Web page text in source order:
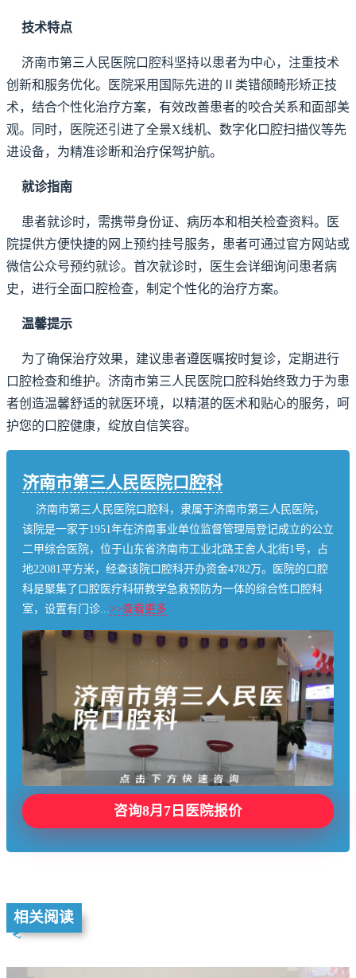
技术特点
济南市第三人民医院口腔科坚持以患者为中心，注重技术
创新和服务优化。医院采用国际先进的Ⅱ类错颌畸形矫正技
术，结合个性化治疗方案，有效改善患者的咬合关系和面部美
观。同时，医院还引进了全景X线机、数字化口腔扫描仪等先
进设备，为精准诊断和治疗保驾护航。
就诊指南
患者就诊时，需携带身份证、病历本和相关检查资料。医
院提供方便快捷的网上预约挂号服务，患者可通过官方网站或
微信公众号预约就诊。首次就诊时，医生会详细询问患者病
史，进行全面口腔检查，制定个性化的治疗方案。
温馨提示
为了确保治疗效果，建议患者遵医嘱按时复诊，定期进行
口腔检查和维护。济南市第三人民医院口腔科始终致力于为患
者创造温馨舒适的就医环境，以精湛的医术和贴心的服务，呵
护您的口腔健康，绽放自信笑容。
济南市第三人民医院口腔科
济南市第三人民医院口腔科，隶属于济南市第三人民医院，
该院是一家于1951年在济南事业单位监督管理局登记成立的公立
二甲综合医院，位于山东省济南市工业北路王舍人北街1号，占
地22081平方米，经查该院口腔科开办资金4782万。医院的口腔
科是聚集了口腔医疗科研教学急救预防为一体的综合性口腔科
室，设置有门诊...>>查看更多
咨询8月7日医院报价
相关阅读